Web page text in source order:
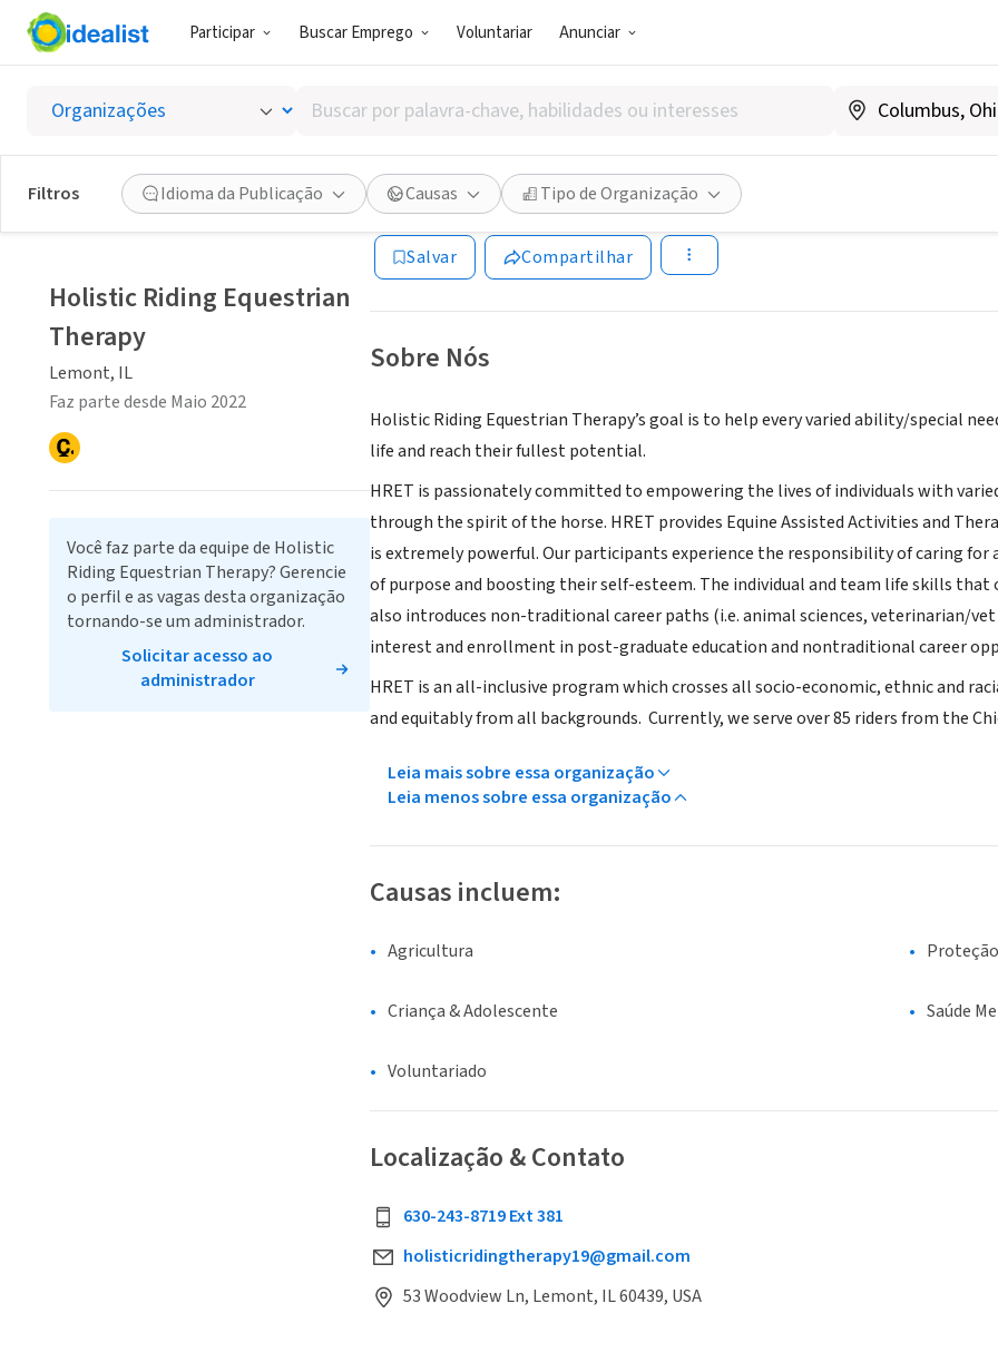
Participar Buscar Emprego Voluntariar Anunciar
Buscar
por
palavra-
chave,
habilidades
ou
interesses
Filtros Idioma da Publicação Causas Tipo de Organização
Holistic Riding Equestrian Therapy
Lemont, IL| www.holisticridingtherapy.org
Salvar Compartilhar
Sobre Nós
Holistic Riding Equestrian Therapy’s goal is to help every varied ability/special
life and reach their fullest potential.
HRET is passionately committed to empowering the lives of individuals with
through the spirit of the horse. HRET provides Equine Assisted Activities and
is extremely powerful. Our participants experience the responsibility of caring
of purpose and boosting their self-esteem. The individual and team life skills that
also introduces non-traditional career paths (i.e. animal sciences, veterinarian/
interest and enrollment in post-graduate education and nontraditional career
HRET is an all-inclusive program which crosses all socio-economic, ethnic and
and equitably from all backgrounds. Currently, we serve over 85 riders from the
Leia mais sobre essa organização
Leia menos sobre essa organização
Causas incluem:
Agricultura
Criança & Adolescente Saúde
Voluntariado
Localização & Contato
630-243-8719 Ext 381
holisticridingtherapy19@gmail.com
53 Woodview Ln, Lemont, IL 60439, USA
Holistic Riding Equestrian
Therapy
Lemont, IL
Faz parte desde Maio 2022
Você faz parte da equipe de Holistic
Riding Equestrian Therapy? Gerencie
o perfil e as vagas desta organização
tornando-se um administrador.
Solicitar acesso ao
administrador